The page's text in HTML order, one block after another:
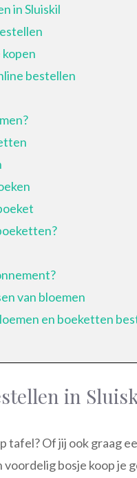
in Sluiskil
bestellen
van bloemen
en boeketten
in
tafel? Of jij ook graag
bosje koop je